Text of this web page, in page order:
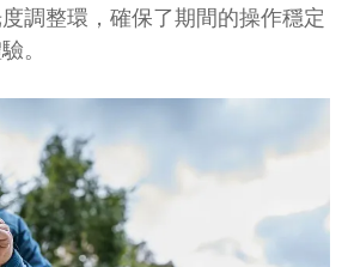
調整環，確保了期間的操作穩定
。